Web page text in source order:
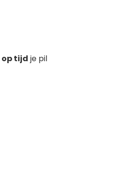
op tijd je pil